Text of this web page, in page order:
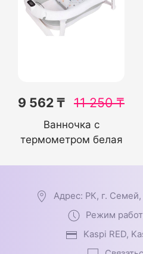
9 562 ₸ 11 250₸
Ванночка с
термометром белая
Адрес: РК, г.
Режим
Kaspi RED,